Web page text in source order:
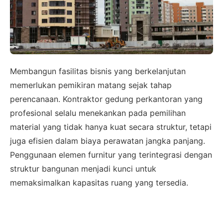
Membangun fasilitas bisnis yang berkelanjutan
memerlukan pemikiran matang sejak tahap
perencanaan. Kontraktor gedung perkantoran yang
profesional selalu menekankan pada pemilihan
material yang tidak hanya kuat secara struktur, tetapi
juga efisien dalam biaya perawatan jangka panjang.
Penggunaan elemen furnitur yang terintegrasi dengan
struktur bangunan menjadi kunci untuk
memaksimalkan kapasitas ruang yang tersedia.